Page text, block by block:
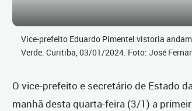
Vice-prefeito Eduardo Pimentel vistoria
Verde. Curitiba, 03/01/2024. Foto: José
O vice-prefeito e secretário de Estado
manhã desta quarta-feira (3/1) a